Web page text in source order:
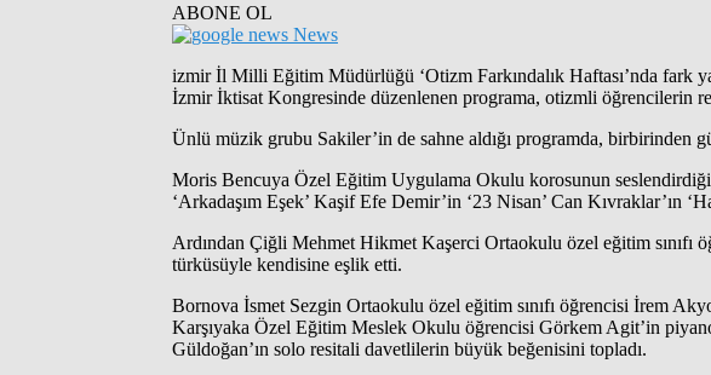
ABONE OL
News
izmir İl Milli Eğitim Müdürlüğü ‘Otizm Farkındalık Haftası’nda fark
İzmir İktisat Kongresinde düzenlenen programa, otizmli öğrencilerin
Ünlü müzik grubu Sakiler’in de sahne aldığı programda, birbirinden
Moris Bencuya Özel Eğitim Uygulama Okulu korosunun seslendirdiği
‘Arkadaşım Eşek’ Kaşif Efe Demir’in ‘23 Nisan’ Can Kıvraklar’ın
Ardından Çiğli Mehmet Hikmet Kaşerci Ortaokulu özel eğitim
türküsüyle kendisine eşlik etti.
Bornova İsmet Sezgin Ortaokulu özel eğitim sınıfı öğrencisi İrem
Karşıyaka Özel Eğitim Meslek Okulu öğrencisi Görkem Agit’in
Güldoğan’ın solo resitali davetlilerin büyük beğenisini topladı.